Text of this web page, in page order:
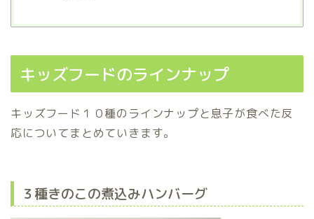
キッズフードのラインナップ
キッズフード１０種のラインナップと息子が食べた反
応についてまとめていきます。
３種きのこの煮込みハンバーグ